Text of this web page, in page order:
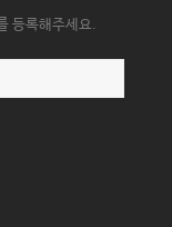
등록해주세요.